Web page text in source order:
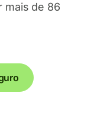
mais de 86